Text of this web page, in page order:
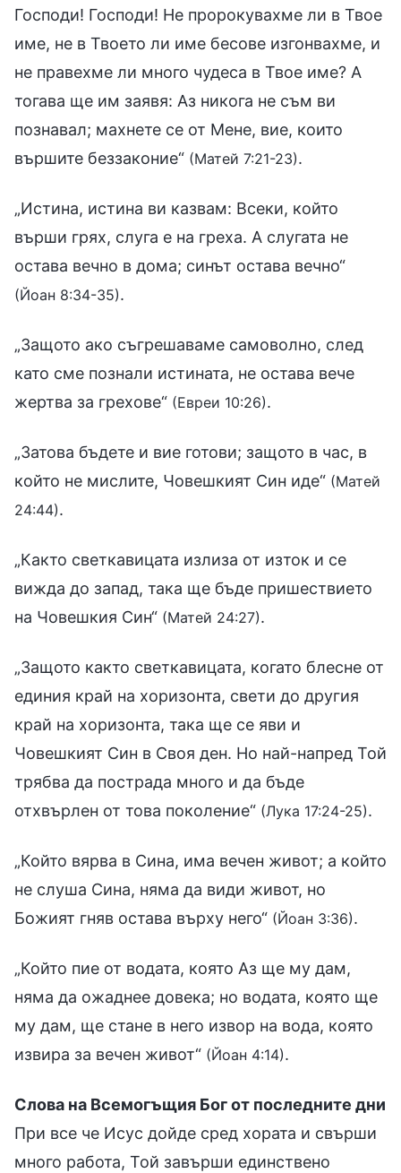
Господи! Господи! Не пророкувахме ли в Твое
име, не в Твоето ли име бесове изгонвахме, и
не правехме ли много чудеса в Твое име? А
тогава ще им заявя: Аз никога не съм ви
познавал; махнете се от Мене, вие, които
вършите беззаконие“ (Матей 7:21-23).
„Истина, истина ви казвам: Всеки, който
върши грях, слуга е на греха. А слугата не
остава вечно в дома; синът остава вечно“
(Йоан 8:34-35).
„Защото ако съгрешаваме самоволно, след
като сме познали истината, не остава вече
жертва за грехове“ (Евреи 10:26).
„Затова бъдете и вие готови; защото в час, в
който не мислите, Човешкият Син иде“ (Матей
24:44).
„Както светкавицата излиза от изток и се
вижда до запад, така ще бъде пришествието
на Човешкия Син“ (Матей 24:27).
„Защото както светкавицата, когато блесне от
единия край на хоризонта, свети до другия
край на хоризонта, така ще се яви и
Човешкият Син в Своя ден. Но най-напред Той
трябва да пострада много и да бъде
отхвърлен от това поколение“ (Лука 17:24-25).
„Който вярва в Сина, има вечен живот; а който
не слуша Сина, няма да види живот, но
Божият гняв остава върху него“ (Йоан 3:36).
„Който пие от водата, която Аз ще му дам,
няма да ожаднее довека; но водата, която ще
му дам, ще стане в него извор на вода, която
извира за вечен живот“ (Йоан 4:14).
Слова на Всемогъщия Бог от последните дни
При все че Исус дойде сред хората и свърши
много работа, Той завърши единствено